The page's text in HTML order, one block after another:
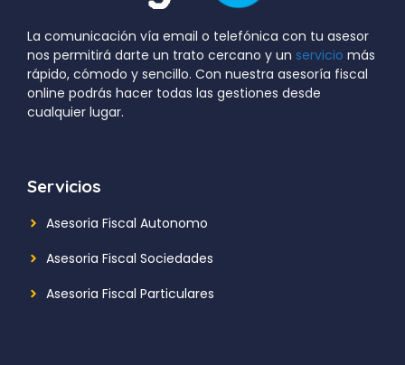
La comunicación vía email o telefónica con tu asesor
nos permitirá darte un trato cercano y un servicio más
rápido, cómodo y sencillo. Con nuestra asesoría fiscal
online podrás hacer todas las gestiones desde
cualquier lugar.
Servicios
Asesoria Fiscal Autonomo
Asesoria Fiscal Sociedades
Asesoria Fiscal Particulares